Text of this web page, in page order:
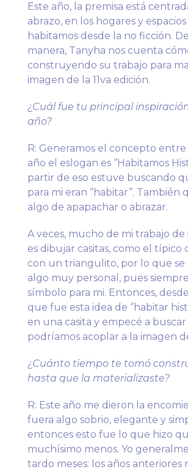
Este año, la premisa está
abrazo, en los hogares y
habitamos desde la no ficción.
manera, Tanyha nos cuenta
construyendo su trabajo para
imagen de la 11va edición.
¿Cuál fue tu principal
año?
R: Generamos el concepto entre
año el eslogan es ‘’Habitamos
partir de eso estuve buscando
para mi eran ‘’habitar’’.
algo de apapachar o abrazar.
A veces, mucho de mi trabajo
es dibujar casitas, como el típico
con un triangulito, por lo que se
algo muy personal, pues
símbolo para mi. Entonces,
que fue esta idea de ‘’habitar
en una casita y empecé a
podríamos acoplar a la imagen
¿Cuánto tiempo te tomó
hasta que la materializaste?
R: Este año me dieron la
fuera algo sobrio, elegante y
entonces esto fue lo que hizo
muchísimo menos. Yo
tardo meses: los años anteriores